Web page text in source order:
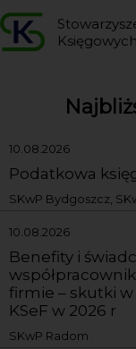
10.08.2026
Podatkowa
SKwP Bydgoszcz,
10.08.2026
Benefity i
firmie – skutki w
KSeF w 2026 r
SKwP Radom